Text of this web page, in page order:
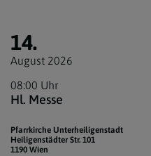
14.
August 2026
08:00 Uhr
Hl. Messe
Pfarrkirche Unterheiligenstadt
Heiligenstädter Str. 101
1190 Wien